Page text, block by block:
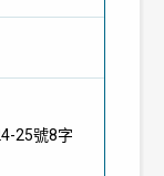
25號8字